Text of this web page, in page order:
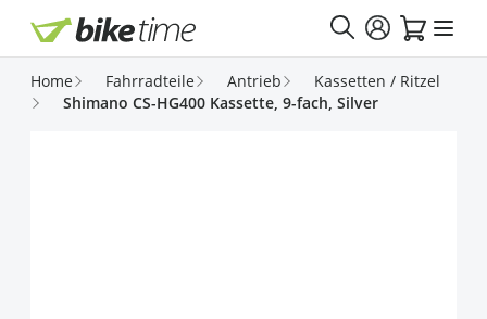
Direkt zum Inhalt
Home Fahrradteile Antrieb
Kassetten / Ritzel
Shimano CS-HG400 Kassette, 9-fach, Silver